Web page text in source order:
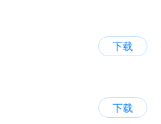
下载
下载